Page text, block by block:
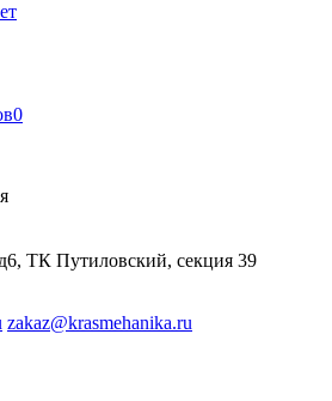
0
ТК Путиловский, секция 39
zakaz@krasmehanika.ru